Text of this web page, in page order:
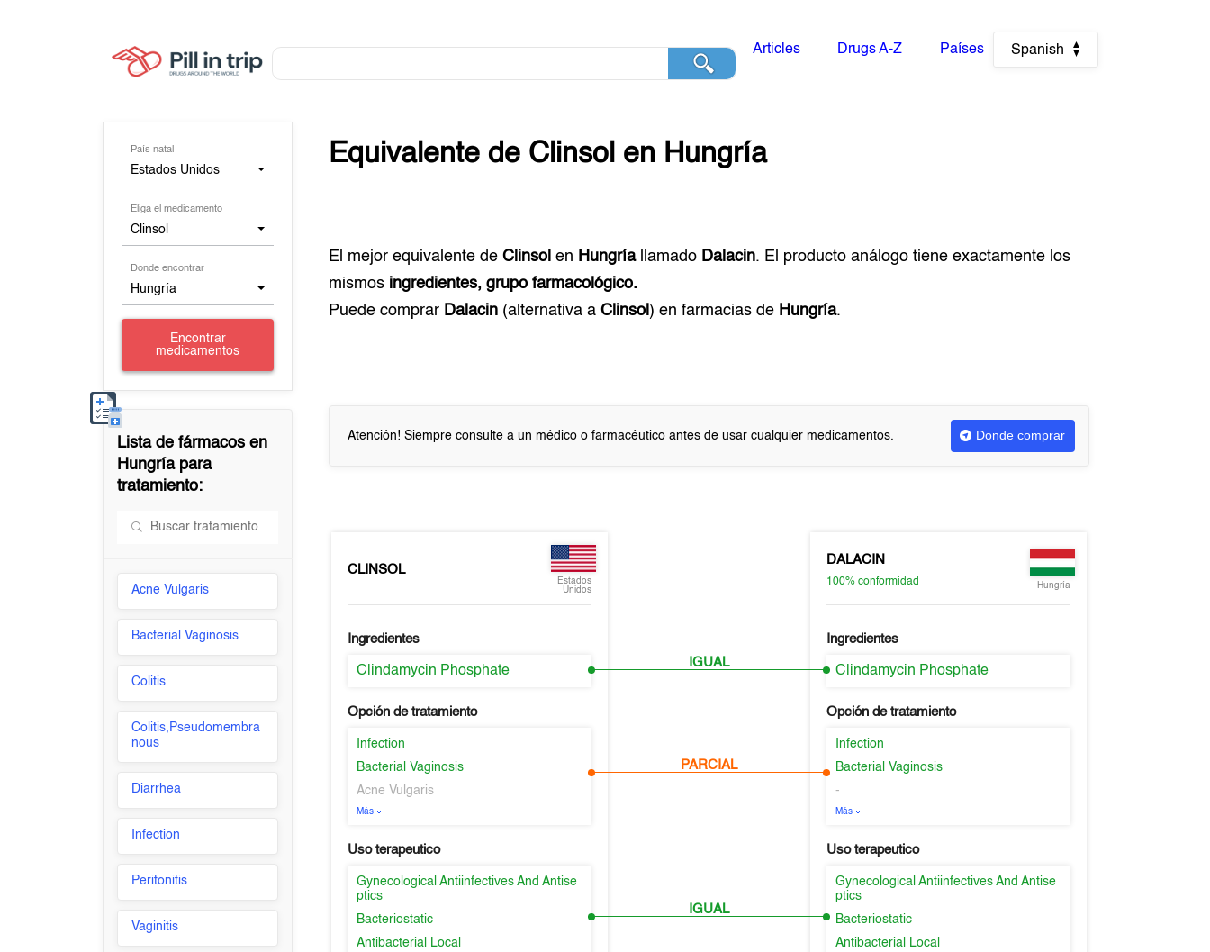
Articles Drugs A-Z Países Spanish
País natal
Estados Unidos
Eliga el medicamento
Clinsol
Donde encontrar
Hungría
Encontrar
medicamentos
Lista de fármacos en
Hungríapara
tratamiento:
Acne Vulgaris
Bacterial Vaginosis
Colitis
Colitis,Pseudomembra
nous
Diarrhea
Infection
Peritonitis
Vaginitis
Equivalente de Clinsol en Hungría
El mejor equivalente deClinsol en Hungríallamado Dalacin. El producto análogo tiene exactamente los
mismos ingredientes, grupo farmacológico.
Puede comprar Dalacin (alternativa aClinsol ) en farmacias de Hungría.
Atención! Siempre consulte a un médico o farmacéutico antes de usar cualquier medicamentos. Donde comprar
CLINSOL
Estados
Unidos
Ingredientes
Clindamycin Phosphate
Opción de tratamiento
Infection
Bacterial Vaginosis
Acne Vulgaris
Más
Uso terapeutico
Gynecological Antiinfectives And Antise
ptics
Bacteriostatic
Antibacterial Local
IGUAL
PARCIAL
IGUAL
DALACIN
100% conformidad Hungría
Ingredientes
Clindamycin Phosphate
Opción de tratamiento
Infection
Bacterial Vaginosis
-
Más
Uso terapeutico
Gynecological Antiinfectives And Antise
ptics
Bacteriostatic
Antibacterial Local